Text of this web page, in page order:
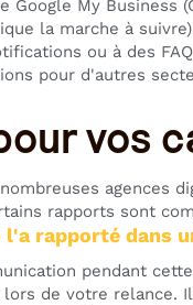
Google My
la marche à
ou à des
pour d'autres
vos
agences
rapports sont
l'a rapporté dans
pendant
de votre relance.